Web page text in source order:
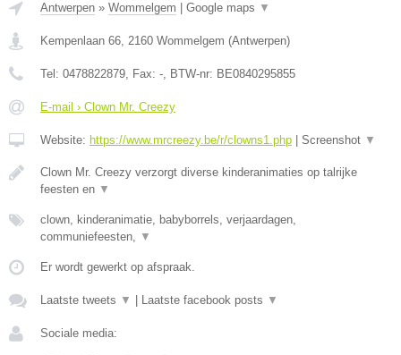
Antwerpen » Wommelgem Google maps ▼
Kempenlaan 66, 2160 Wommelgem (Antwerpen)
Tel: 0478822879, Fax: -, BTW-nr: BE0840295855
E-mail › Clown Mr. Creezy
Website: https://www.mrcreezy.be/r/clowns1.php Screenshot ▼
Clown Mr. Creezy verzorgt diverse kinderanimaties op talrijke
feesten en ▼
clown, kinderanimatie, babyborrels, verjaardagen,
communiefeesten, ▼
Er wordt gewerkt op afspraak.
Laatste tweets ▼ Laatste facebook posts ▼
Sociale media: